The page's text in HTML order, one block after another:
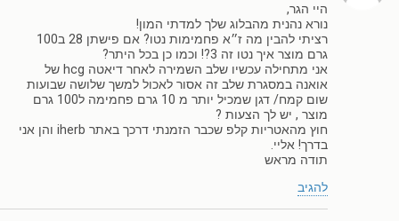
היי הגר,
נורא נהנית מהבלוג שלך למדתי המון!
רציתי להבין מה ז״א פחמימות נטו? אם פישתן 28 ב100
גרם מוצר איך נטו זה 3?! וכמו כן בכל היתר?
אני מתחילה עכשיו שלב השמירה לאחר דיאטה hcg של
אואנה במסגרת שלב זה אסור לאכול למשך שלושה שבועות
שום קמח/ דגן שמכיל יותר מ 10 גרם פחמימה ל100 גרם
מוצר , יש לך הצעות ?
חוץ מהאטריות קלפ שכבר הזמנתי דרכך באתר iherb והן אני
בדרך! אליי.
תודה מראש
להגיב